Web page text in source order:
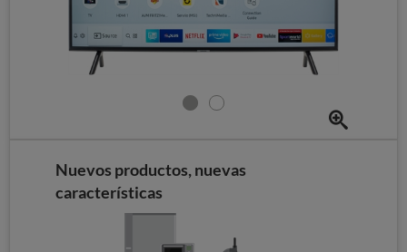
Nuevos productos, nuevas
características